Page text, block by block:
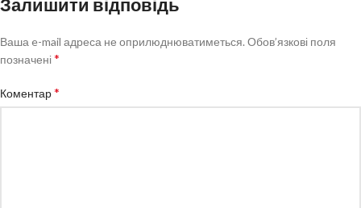
Залишити відповідь
Ваша e-mail адреса не оприлюднюватиметься. Обов’язкові поля
позначені*
Коментар*